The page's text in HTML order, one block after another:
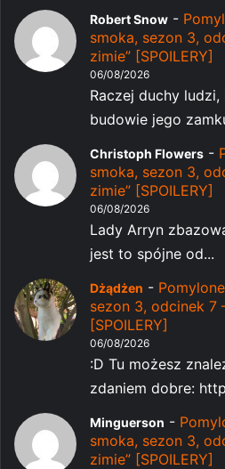
Robert Snow -
smoka, sezon 3,
zimie” [SPOILERY]
06/08/2026
Raczej duchy
budowie jego
Christoph Flowers -
smoka, sezon 3,
zimie” [SPOILERY]
06/08/2026
Lady Arryn
jest to spójne od...
Dżądżen -
sezon 3, odcinek 7
[SPOILERY]
06/08/2026
:D Tu możesz
zdaniem dobre:
Minguerson -
smoka, sezon 3,
zimie” [SPOILERY]